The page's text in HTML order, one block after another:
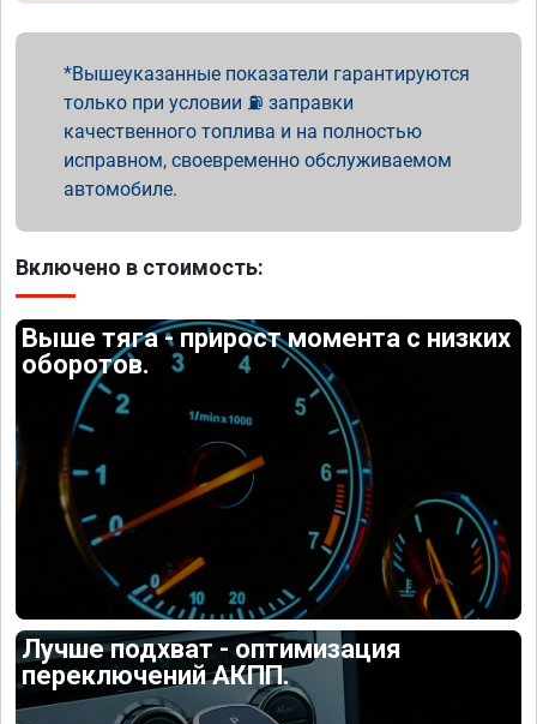
Вышеуказанные показатели гарантируются
только при условии ⛽ заправки
качественного топлива и на полностью
исправном, своевременно обслуживаемом
автомобиле.
Включено в стоимость:
Выше тяга - прирост момента с низких
оборотов.
Лучше подхват - оптимизация
переключений АКПП.